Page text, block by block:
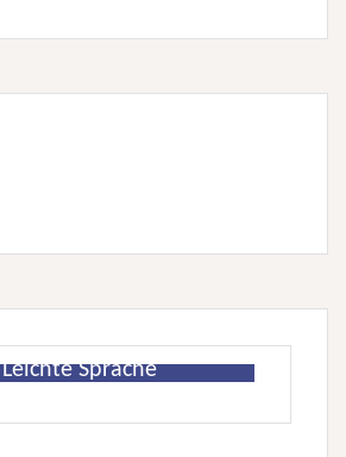
Leichte Sprache